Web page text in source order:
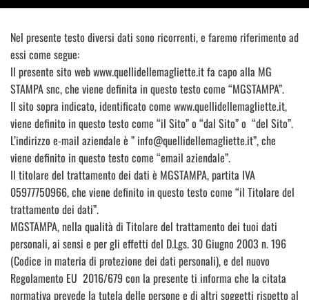
Nel presente testo diversi dati sono ricorrenti, e faremo riferimento ad
essi come segue:
Il presente sito web www.quellidellemagliette.it fa capo alla MG
STAMPA snc, che viene definita in questo testo come “MGSTAMPA”.
Il sito sopra indicato, identificato come www.quellidellemagliette.it,
viene definito in questo testo come “il Sito” o “dal Sito” o “del Sito”.
L’indirizzo e-mail aziendale è ” info@quellidellemagliette.it”, che
viene definito in questo testo come “email aziendale”.
Il titolare del trattamento dei dati è MGSTAMPA, partita IVA
05977750966, che viene definito in questo testo come “il Titolare del
trattamento dei dati”.
MGSTAMPA, nella qualità di Titolare del trattamento dei tuoi dati
personali, ai sensi e per gli effetti del D.Lgs. 30 Giugno 2003 n. 196
(Codice in materia di protezione dei dati personali), e del nuovo
Regolamento EU 2016/679 con la presente ti informa che la citata
normativa prevede la tutela delle persone e di altri soggetti rispetto al